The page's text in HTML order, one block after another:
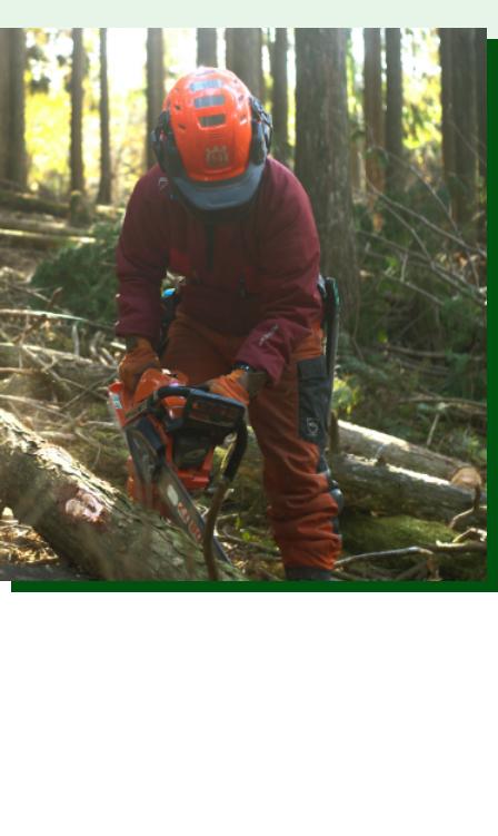
2026.06.26
仕事ナビから
のお知らせ
9/5（土）『しずおか森林の仕事見学会（島田市）』参加受付
中（外部サイトに移行します）
2026.06.23
森の写真館か
らのお知らせ
【終了】森林写真コンクール/治山・林道等コンクール 受賞作
品展示中（富士川楽座４F フジヤマギャラリー）
2026.06.08 お知らせ
(6/8改正)令和８年度 林業新規就業者確保促進支援事業実施
要領
2026.06.04 お知らせ
令和8年度 海外調査・研修支援事業に係る指定研修等を決定
しました